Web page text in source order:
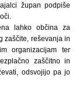
župan podpiše
lahko občina za
zaščite, reševanja in
organizacijam ter
zaščitno in
odsvojijo pa jo